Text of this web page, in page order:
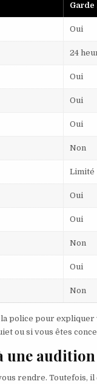
Garde
Oui
24
Oui
Oui
Oui
Non
Limité
Oui
Oui
Non
Oui
Non
police pour
ou si vous êtes
une
rendre. Toutefois,